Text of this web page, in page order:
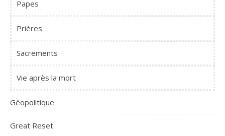
Papes
Prières
Sacrements
Vie après la mort
Géopolitique
Great Reset